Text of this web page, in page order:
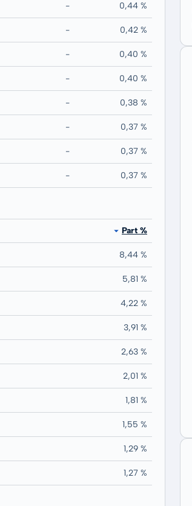
- 0,44 %
- 0,42 %
- 0,40 %
- 0,40 %
- 0,38 %
- 0,37 %
- 0,37 %
- 0,37 %
Part %
8,44 %
5,81 %
4,22 %
3,91 %
2,63 %
2,01 %
1,81 %
1,55 %
1,29 %
1,27 %